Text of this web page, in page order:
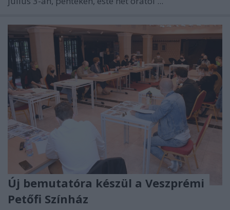
Új bemutatóra készül a Veszprémi
Petőfi Színház